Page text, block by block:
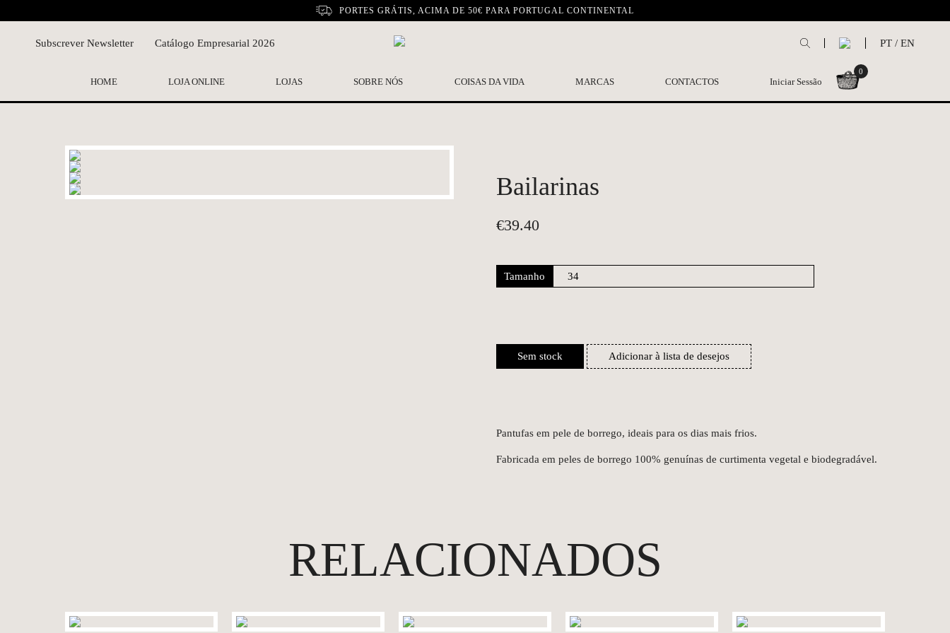
PORTES GRÁTIS, ACIMA DE 50€ PARA PORTUGAL CONTINENTAL
Subscrever Newsletter Catálogo Empresarial 2026 PT / EN
HOME LOJA ONLINE LOJAS SOBRE NÓS COISAS DA VIDA MARCAS CONTACTOS Iniciar Sessão
0
Bailarinas
€39.40
Tamanho
Sem stock Adicionar à lista de desejos
Pantufas em pele de borrego, ideais para os dias mais frios.
Fabricada em peles de borrego 100% genuínas de curtimenta vegetal e biodegradável.
RELACIONADOS